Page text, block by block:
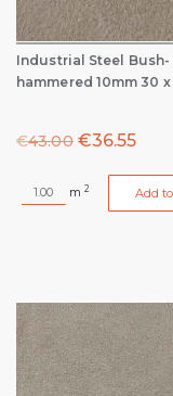
Industrial Steel Bush-
hammered 10mm 30 x
€43.00 €36.55
m 2 Add